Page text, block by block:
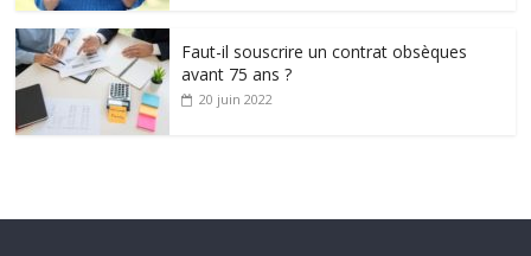
Faut-il souscrire un contrat obsèques
avant 75 ans ?
20 juin 2022